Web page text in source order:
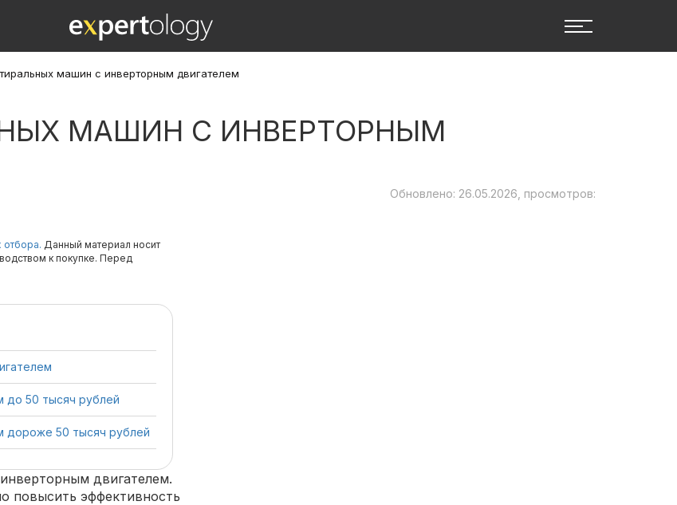
машин с инверторным двигателем
МАШИН С ИНВЕРТОРНЫМ
Обновлено: 26.05.2026, просмотров:
отбора. Данный материал носит
к покупке. Перед
до 50 тысяч рублей
дороже 50 тысяч рублей
двигателем.
повысить эффективность